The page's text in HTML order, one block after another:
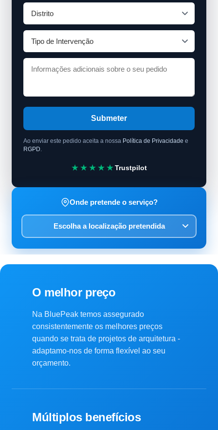
Submeter
Ao enviar este pedido aceita a nossa Política de Privacidade e
RGPD
★★★★★Trustpilot
Onde pretende o serviço?
O melhor preço
Na BluePeak temos assegurado
consistentemente os melhores preços
quando se trata de projetos de arquitetura -
adaptamo-nos de forma flexível ao seu
orçamento.
Múltiplos benefícios